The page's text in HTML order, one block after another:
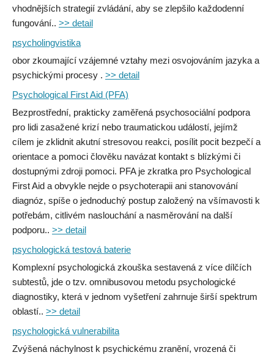
vhodnějších strategií zvládání, aby se zlepšilo každodenní
fungování.. >> detail
psycholingvistika
obor zkoumající vzájemné vztahy mezi osvojováním jazyka a
psychickými procesy . >> detail
Psychological First Aid (PFA)
Bezprostřední, prakticky zaměřená psychosociální podpora
pro lidi zasažené krizí nebo traumatickou událostí, jejímž
cílem je zklidnit akutní stresovou reakci, posílit pocit bezpečí a
orientace a pomoci člověku navázat kontakt s blízkými či
dostupnými zdroji pomoci. PFA je zkratka pro Psychological
First Aid a obvykle nejde o psychoterapii ani stanovování
diagnóz, spíše o jednoduchý postup založený na všímavosti k
potřebám, citlivém naslouchání a nasměrování na další
podporu.. >> detail
psychologická testová baterie
Komplexní psychologická zkouška sestavená z více dílčích
subtestů, jde o tzv. omnibusovou metodu psychologické
diagnostiky, která v jednom vyšetření zahrnuje širší spektrum
oblastí.. >> detail
psychologická vulnerabilita
Zvýšená náchylnost k psychickému zranění, vrozená či